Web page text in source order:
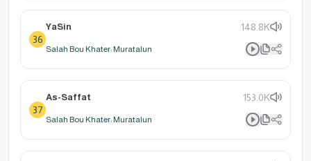
36
YaSin 148.8K
Salah Bou Khater: Muratalun
37
As-Saffat 153.0K
Salah Bou Khater: Muratalun